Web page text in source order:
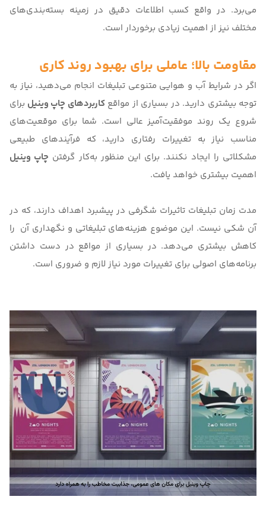
می‌برد. در واقع کسب اطلاعات دقیق در زمینه بسته‌بندی‌های
مختلف نیز از اهمیت زیادی برخوردار است.
مقاومت بالا؛ عاملی برای بهبود روند کاری
اگر در شرایط آب و هوایی متنوعی تبلیغات انجام می‌دهید، نیاز به
توجه بیشتری دارید. در بسیاری از مواقعکاربردهای چاپ وینیل برای
شروع یک روند موفقیت‌آمیز عالی است. شما برای موقعیت‌های
مناسب نیاز به تغییرات رفتاری دارید، که فرآیندهای طبیعی
مشکلاتی را ایجاد نکنند. برای این منظور به‌کار گرفتن چاپ وینیل
اهمیت بیشتری خواهد یافت.
مدت زمان تبلیغات تاثیرات شگرفی در پیشبرد اهداف دارند، که در
آن شکی نیست. این موضوع هزینه‌های تبلیغاتی و نگهداری آن را
کاهش بیشتری می‌دهد. در بسیاری از مواقع در دست داشتن
برنامه‌های اصولی برای تغییرات مورد نیاز لازم و ضروری است.